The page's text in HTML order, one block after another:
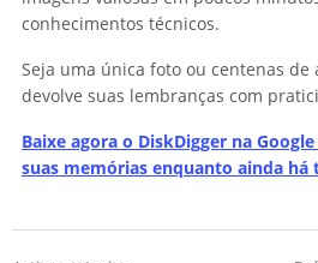
conhecimentos técnicos.
Seja uma única foto ou centenas de
devolve suas lembranças com
Baixe agora o DiskDigger na
suas memórias enquanto ainda há